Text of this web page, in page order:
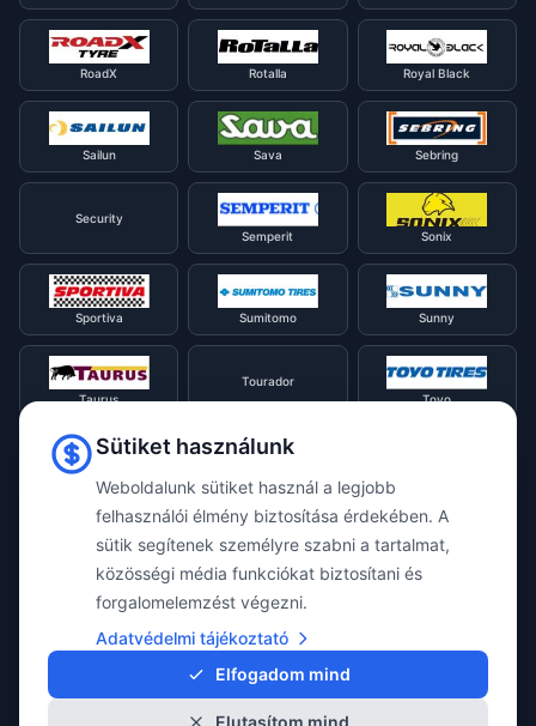
RoadX Rotalla Royal Black
Sailun Sava Sebring
Security
Semperit
Sonix
Sportiva Sumitomo Sunny
Taurus
Tourador
Toyo
Tracmax
Triangle
Viking Voyager
Vredestein
Sütiket használunk
Weboldalunk sütiket használ a legjobb
felhasználói élmény biztosítása érdekében. A
sütik segítenek személyre szabni a tartalmat,
közösségi média funkciókat biztosítani és
forgalomelemzést végezni.
Adatvédelmi tájékoztató
Elfogadom mind
Elutasítom mind